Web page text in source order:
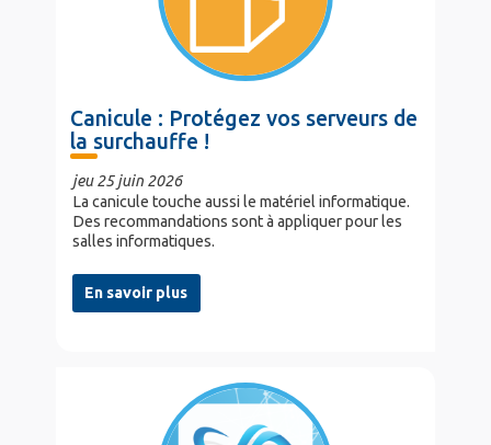
Canicule : Protégez vos serveurs de
la surchauffe !
jeu 25 juin 2026
La canicule touche aussi le matériel informatique.
Des recommandations sont à appliquer pour les
salles informatiques.
En savoir plus